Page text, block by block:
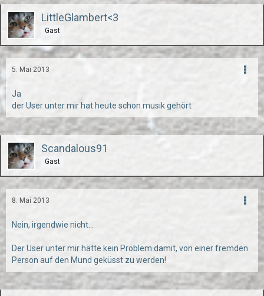
LittleGlambert<3
Gast
5. Mai 2013
Ja
der User unter mir hat heute schon musik gehört
Scandalous91
Gast
8. Mai 2013
Nein, irgendwie nicht...
Der User unter mir hätte kein Problem damit, von einer fremden
Person auf den Mund geküsst zu werden!